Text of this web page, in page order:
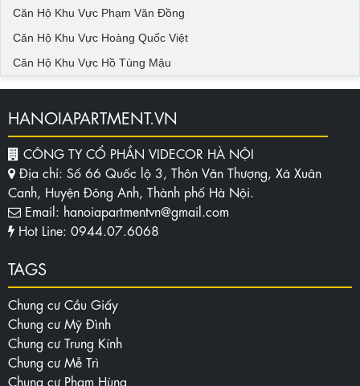
Căn Hộ Khu Vực Phạm Văn Đồng
Căn Hộ Khu Vực Hoàng Quốc Việt
Căn Hộ Khu Vực Hồ Tùng Mậu
HANOIAPARTMENT.VN
CÔNG TY CỔ PHẦN VIDECOR HÀ NỘI
Địa chỉ: Số 66 Quốc lộ 3, Thôn Văn Thượng, Xã Xuân
Canh, Huyện Đông Anh, Thành phố Hà Nội.
Email: hanoiapartmentvn@gmail.com
Hot Line: 0944.07.6068
TAGS
Chung cư Cầu Giấy
Chung cư Mỹ Đình
Chung cư Trung Kính
Chung cư Mễ Trì
Chung cư Phạm Hùng